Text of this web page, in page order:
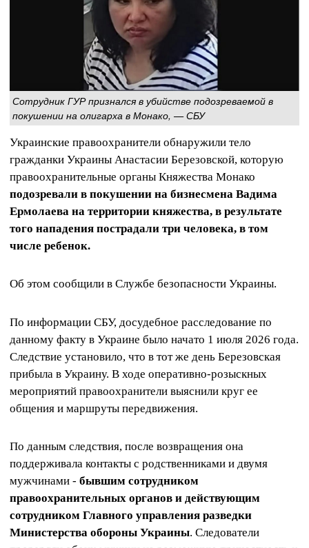
Сотрудник ГУР признался в убийстве подозреваемой в
покушении на олигарха в Монако, — СБУ
Украинские правоохранители обнаружили тело
гражданки Украины Анастасии Березовской, которую
правоохранительные органы Княжества Монако
подозревали в покушении на бизнесмена Вадима
Ермолаева на территории княжества, в результате
того нападения пострадали три человека, в том
числе ребенок.
Об этом сообщили в Службе безопасности Украины.
По информации СБУ, досудебное расследование по
данному факту в Украине было начато 1 июля 2026 года.
Следствие установило, что в тот же день Березовская
прибыла в Украину. В ходе оперативно-розыскных
мероприятий правоохранители выяснили круг ее
общения и маршруты передвижения.
По данным следствия, после возвращения она
поддерживала контакты с родственниками и двумя
мужчинами - бывшим сотрудником
правоохранительных органов и действующим
сотрудником Главного управления разведки
Министерства обороны Украины. Следователи